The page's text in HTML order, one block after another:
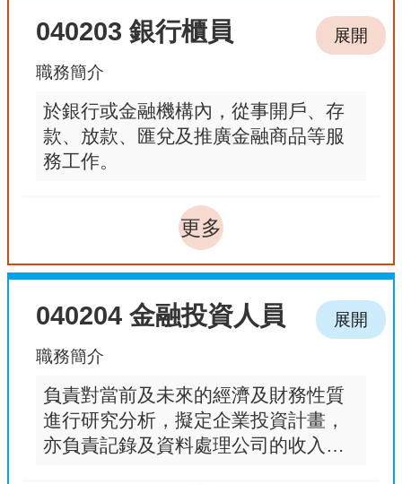
040203 銀行櫃員
職務簡介
於銀行或金融機構內，從事開戶、存
款、放款、匯兌及推廣金融商品等服
務工作。
更多
展開
040204 金融投資人員
職務簡介
負責對當前及未來的經濟及財務性質
進行研究分析，擬定企業投資計畫，
亦負責記錄及資料處理公司的收入記
展開